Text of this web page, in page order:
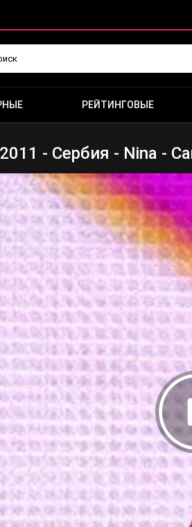
РЕЙТИНГОВЫЕ
- Сербия - Nina -